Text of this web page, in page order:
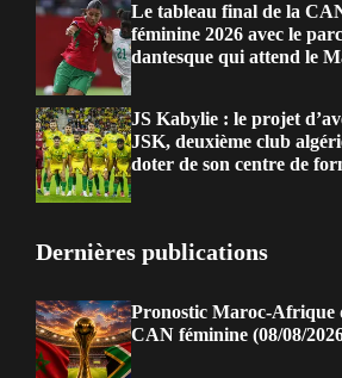
Le tableau final de la
féminine 2026 avec le
dantesque qui attend le
JS Kabylie : le projet
JSK, deuxième club
doter de son centre de
Dernières publications
Pronostic Maroc-Afrique
CAN féminine (08/08/